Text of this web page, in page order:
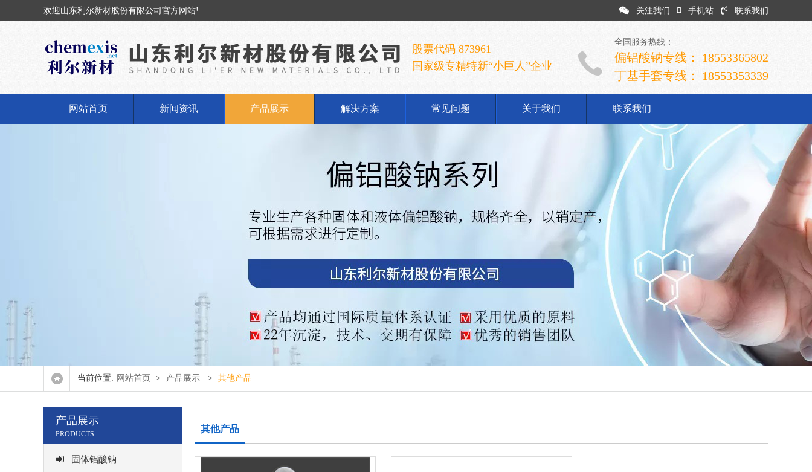
欢迎山东利尔新材股份有限公司官方网站! 关注我们 手机站 联系我们
股票代码 873961
国家级专精特新“小巨人”企业
全国服务热线：
偏铝酸钠专线： 18553365802
丁基手套专线： 18553353339
网站首页 新闻资讯 产品展示
丁基橡胶手套
丁基胶乳
正辛基膦酸
其他产品
解决方案 常见问题 关于我们
发展历程
联系我们
当前位置: 网站首页 > 产品展示 > 其他产品
产品展示
PRODUCTS
固体铝酸钠
其他产品